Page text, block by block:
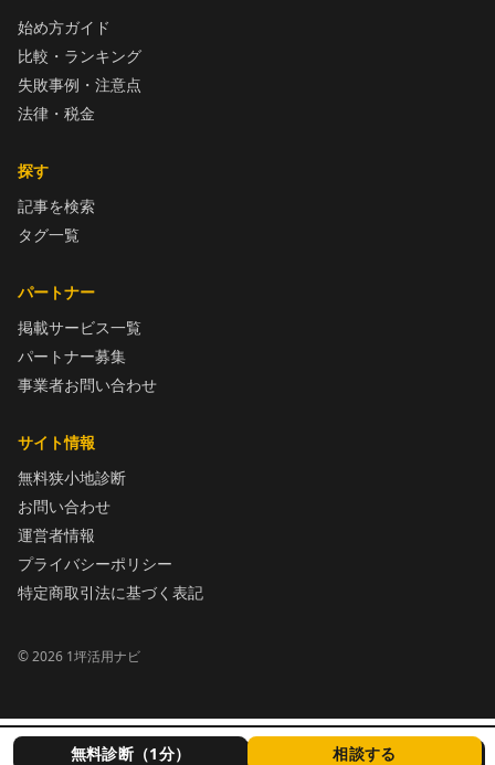
始め方ガイド
比較・ランキング
失敗事例・注意点
法律・税金
探す
記事を検索
タグ一覧
パートナー
掲載サービス一覧
パートナー募集
事業者お問い合わせ
サイト情報
無料狭小地診断
お問い合わせ
運営者情報
プライバシーポリシー
特定商取引法に基づく表記
©2026 1坪活用ナビ
無料診断（1分） 相談する